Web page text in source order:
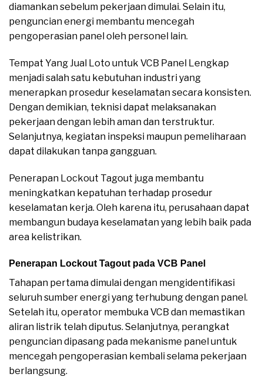
diamankan sebelum pekerjaan dimulai. Selain itu,
penguncian energi membantu mencegah
pengoperasian panel oleh personel lain.
Tempat Yang Jual Loto untuk VCB Panel Lengkap
menjadi salah satu kebutuhan industri yang
menerapkan prosedur keselamatan secara konsisten.
Dengan demikian, teknisi dapat melaksanakan
pekerjaan dengan lebih aman dan terstruktur.
Selanjutnya, kegiatan inspeksi maupun pemeliharaan
dapat dilakukan tanpa gangguan.
Penerapan Lockout Tagout juga membantu
meningkatkan kepatuhan terhadap prosedur
keselamatan kerja. Oleh karena itu, perusahaan dapat
membangun budaya keselamatan yang lebih baik pada
area kelistrikan.
Penerapan Lockout Tagout pada VCB Panel
Tahapan pertama dimulai dengan mengidentifikasi
seluruh sumber energi yang terhubung dengan panel.
Setelah itu, operator membuka VCB dan memastikan
aliran listrik telah diputus. Selanjutnya, perangkat
penguncian dipasang pada mekanisme panel untuk
mencegah pengoperasian kembali selama pekerjaan
berlangsung.